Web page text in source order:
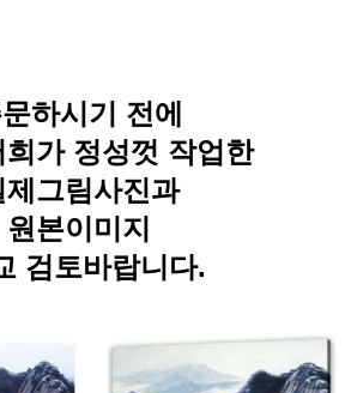
하시기 전에
희가 정성껏 작업한
제그림사진과
원본이미지
검토바랍니다.